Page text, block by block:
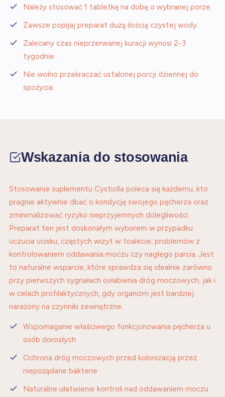
Należy stosować 1 tabletkę na dobę o wybranej porze.
Zawsze popijaj preparat dużą ilością czystej wody.
Zalecany czas nieprzerwanej kuracji wynosi 2-3
tygodnie.
Nie wolno przekraczać ustalonej porcji dziennej do
spożycia.
Wskazania do stosowania
Stosowanie suplementu Cystiolla poleca się każdemu, kto
pragnie aktywnie dbać o kondycję swojego pęcherza oraz
zminimalizować ryzyko nieprzyjemnych dolegliwości.
Preparat ten jest doskonałym wyborem w przypadku
uczucia ucisku, częstych wizyt w toalecie, problemów z
kontrolowaniem oddawania moczu czy nagłego parcia. Jest
to naturalne wsparcie, które sprawdza się idealnie zarówno
przy pierwszych sygnałach osłabienia dróg moczowych, jak i
w celach profilaktycznych, gdy organizm jest bardziej
narażony na czynniki zewnętrzne.
Wspomaganie właściwego funkcjonowania pęcherza u
osób dorosłych
Ochrona dróg moczowych przed kolonizacją przez
niepożądane bakterie
Naturalne ułatwienie kontroli nad oddawaniem moczu